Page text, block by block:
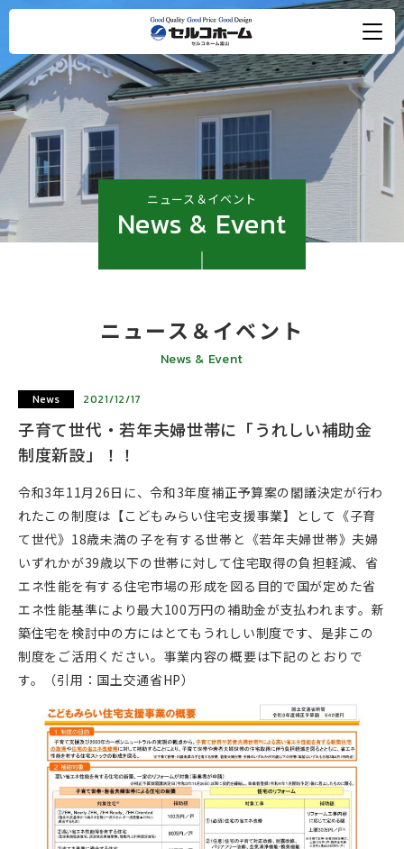
ニュース＆イベント
News & Event
ニュース＆イベント
News & Event
News 2021/12/17
子育て世代・若年夫婦世帯に「うれしい補助金
制度新設」！！
令和3年11月26日に、令和3年度補正予算案の閣議決定が行わ
れたこの制度は【こどもみらい住宅支援事業】として《子育
て世代》18歳未満の子を有する世帯と《若年夫婦世帯》夫婦
いずれかが39歳以下の世帯に対して住宅取得の負担軽減、省
エネ性能を有する住宅市場の形成を図る目的で国が定めた省
エネ性能基準により最大100万円の補助金が支払われます。新
築住宅を検討中の方にはとてもうれしい制度です、是非この
制度をご活用ください。事業内容の概要は下記のとおりで
す。（引用：国土交通省HP）